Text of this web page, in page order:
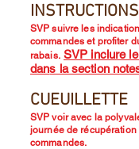
INSTRUCTIONS
SVP suivre les
commandes et profiter
rabais. SVP inclure
dans la section
CUEUILLETTE
SVP voir avec la
journée de récupération
commandes.